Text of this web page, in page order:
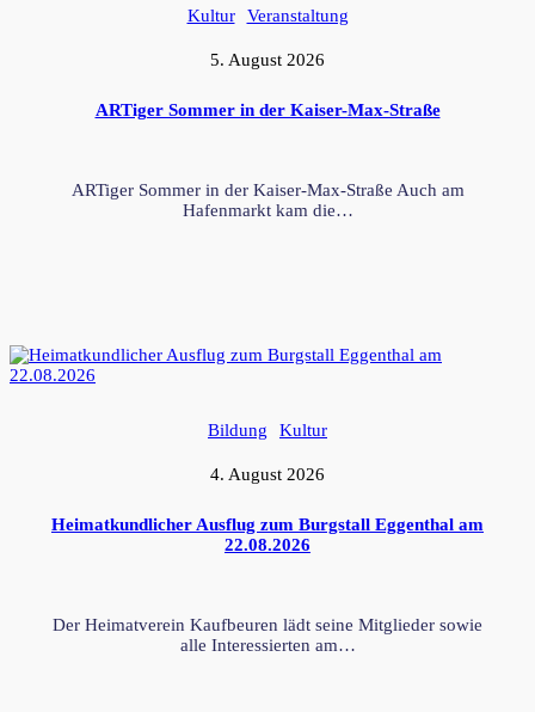
Kultur Veranstaltung
5. August 2026
ARTiger Sommer in der Kaiser-Max-Straße
ARTiger Sommer in der Kaiser-Max-Straße Auch am
Hafenmarkt kam die…
Bildung Kultur
4. August 2026
Heimatkundlicher Ausflug zum Burgstall Eggenthal am
22.08.2026
Der Heimatverein Kaufbeuren lädt seine Mitglieder sowie
alle Interessierten am…